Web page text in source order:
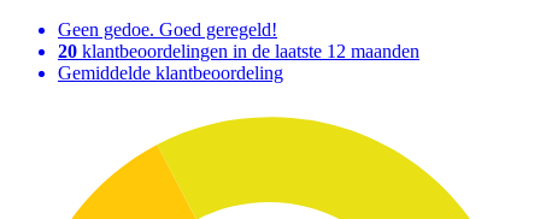
Geen gedoe. Goed geregeld!
20 klantbeoordelingen in de laatste 12 maanden
Gemiddelde klantbeoordeling